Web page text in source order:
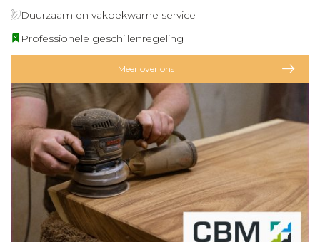
Duurzaam en vakbekwame service
Professionele geschillenregeling
Meer over ons